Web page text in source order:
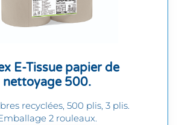
E-Tissue papier de
nettoyage 500.
recyclées, 500 plis, 3 plis.
2 rouleaux.